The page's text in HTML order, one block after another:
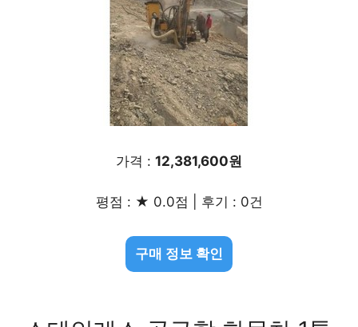
가격 : 12,381,600원
평점 : ★ 0.0점 | 후기 : 0건
구매 정보 확인